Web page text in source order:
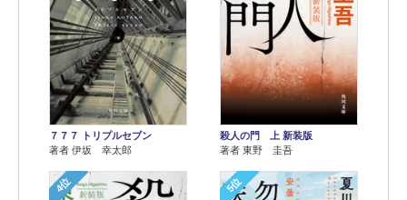
７７７ トリプルセブン
著者 伊坂 幸太郎
殺人の門 上 新装版
著者 東野 圭吾
4位 5位